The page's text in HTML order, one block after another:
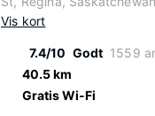
Vis kort
7.4/10 Godt 1559
40.5 km
Gratis Wi-Fi